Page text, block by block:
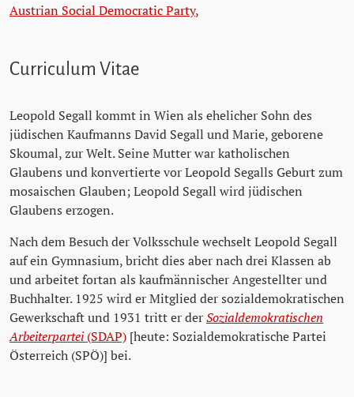
Austrian Social Democratic Party,
Curriculum Vitae
Leopold Segall kommt in Wien als ehelicher Sohn des
jüdischen Kaufmanns David Segall und Marie, geborene
Skoumal, zur Welt. Seine Mutter war katholischen
Glaubens und konvertierte vor Leopold Segalls Geburt zum
mosaischen Glauben; Leopold Segall wird jüdischen
Glaubens erzogen.
Nach dem Besuch der Volksschule wechselt Leopold Segall
auf ein Gymnasium, bricht dies aber nach drei Klassen ab
und arbeitet fortan als kaufmännischer Angestellter und
Buchhalter. 1925 wird er Mitglied der sozialdemokratischen
Gewerkschaft und 1931 tritt er derSozialdemokratischen
Arbeiterpartei(SDAP) [heute: Sozialdemokratische Partei
Österreich (SPÖ)] bei.